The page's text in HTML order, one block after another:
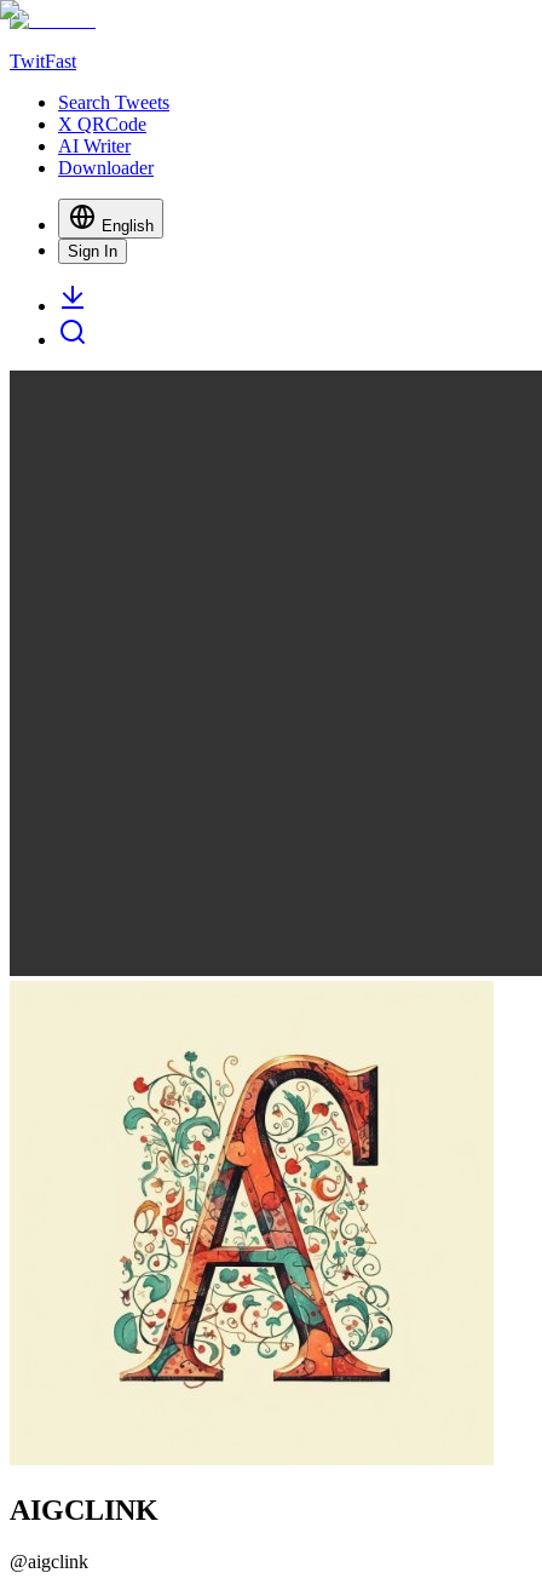
TwitFast
Search Tweets
X QRCode
AI Writer
Downloader
English
Sign In
AIGCLINK
@aigclink